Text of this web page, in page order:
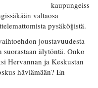
kaupungeiss
valtaosa
pysäköijistä.
joustavuudesta
älytöntä. Onko
Hervannan ja Keskustan
häviämään? En